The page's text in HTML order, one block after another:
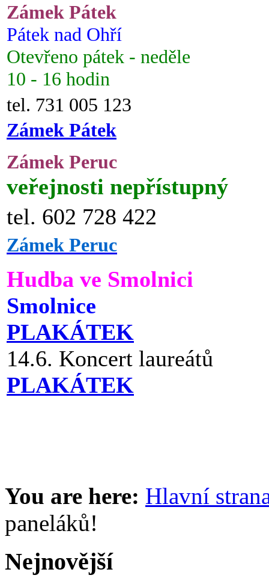
Zámek Pátek
Pátek nad Ohří
Otevřeno pátek - neděle
10 - 16 hodin
tel. 731 005 123
Zámek Pátek
Zámek Peruc
veřejnosti nepřístupný
tel. 602 728 422
Zámek Peruc
Hudba ve Smolnici
Smolnice
PLAKÁTEK
14.6. Koncert laureátů
PLAKÁTEK
You are here: Hlavní
paneláků!
Nejnovější